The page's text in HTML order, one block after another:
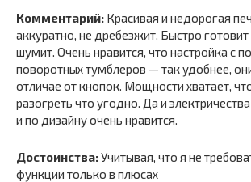
Комментарий: Красивая и недорогая
аккуратно, не дребезжит. Быстро готовит
шумит. Очень нравится, что настройка с
поворотных тумблеров — так удобнее,
отличае от кнопок. Мощности хватает,
разогреть что угодно. Да и
и по дизайну очень нравится.
Достоинства:Учитывая, что я не
функции только в плюсах